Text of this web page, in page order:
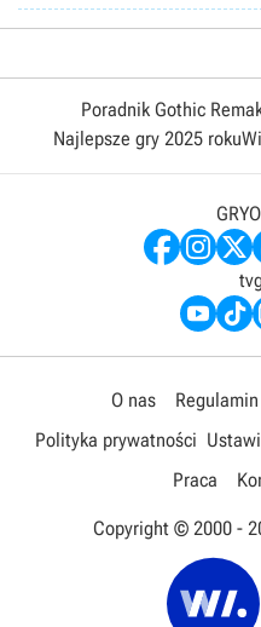
Poradnik Gothic
Najlepsze gry 2025 roku
O nas Regulamin
Polityka prywatności
Praca
Copyright © 2000 -